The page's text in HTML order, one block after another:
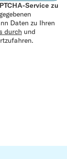
Service zu
Daten zu Ihren
durch und